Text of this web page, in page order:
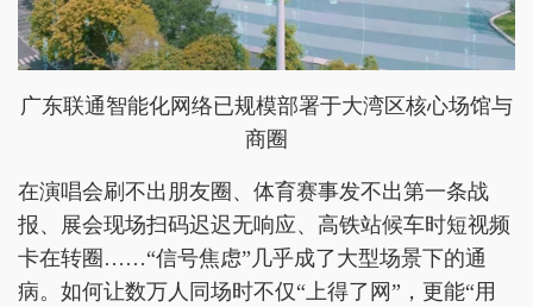
广东联通智能化网络已规模部署于大湾区核心场馆与
商圈
在演唱会刷不出朋友圈、体育赛事发不出第一条战
报、展会现场扫码迟迟无响应、高铁站候车时短视频
卡在转圈……“信号焦虑”几乎成了大型场景下的通
病。如何让数万人同场时不仅“上得了网”，更能“用